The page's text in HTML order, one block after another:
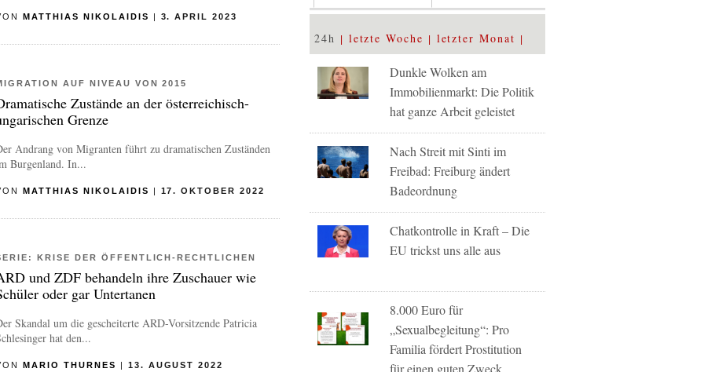
MATTHIAS NIKOLAIDIS | 3. APRIL 2023
AUF NIVEAU VON 2015
Zustände an der österreichisch-
Grenze
Andrang von Migranten führt zu dramatischen Zuständen
Burgenland. In...
MATTHIAS NIKOLAIDIS | 17. OKTOBER 2022
KRISE DER ÖFFENTLICH-RECHTLICHEN
und ZDF behandeln ihre Zuschauer wie
oder gar Untertanen
Skandal um die gescheiterte ARD-Vorsitzende Patricia
hat den...
MARIO THURNES | 13. AUGUST 2022
24h letzte Woche letzter Monat
Dunkle Wolken am
Immobilienmarkt: Die Politik
hat ganze Arbeit geleistet
Nach Streit mit Sinti im
Freibad: Freiburg ändert
Badeordnung
Chatkontrolle in Kraft – Die
EU trickst uns alle aus
8.000 Euro für
„Sexualbegleitung“: Pro
Familia fördert Prostitution
für einen guten Zweck